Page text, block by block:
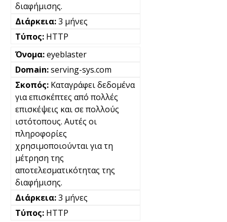
διαφήμισης.
3 μήνες
HTTP
eyeblaster
serving-sys.com
Καταγράφει δεδομένα
για επισκέπτες από πολλές
επισκέψεις και σε πολλούς
ιστότοπους. Αυτές οι
πληροφορίες
χρησιμοποιούνται για τη
μέτρηση της
αποτελεσματικότητας της
διαφήμισης.
3 μήνες
HTTP